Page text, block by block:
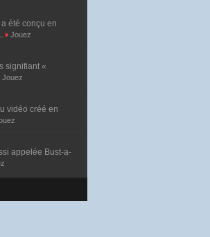
été conçu en
Jouez
signifiant «
Jouez
vidéo créé en
appelée Bust-a-